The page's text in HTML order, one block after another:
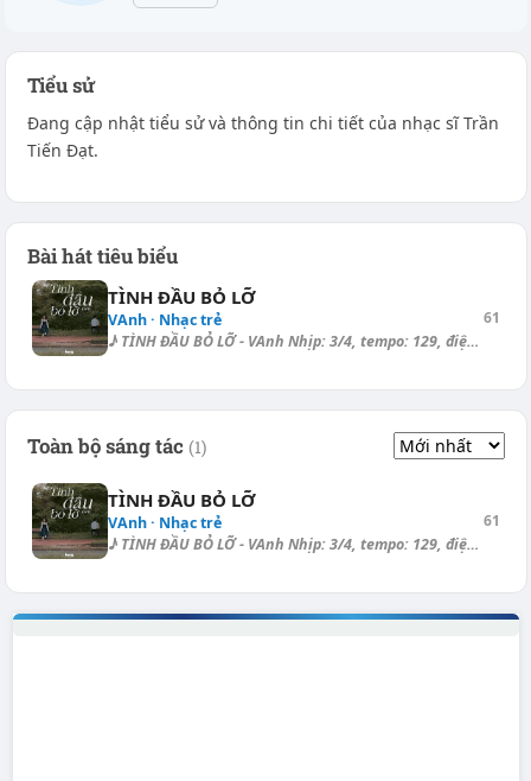
Tiểu sử
Đang cập nhật tiểu sử và thông tin chi tiết của nhạc sĩ Trần
Tiến Đạt.
Bài hát tiêu biểu
TÌNH ĐẦU BỎ LỠ
VAnh · Nhạc trẻ
♪ TÌNH ĐẦU BỎ LỠ - VAnh Nhịp: 3/4, tempo: 129, điệu: Rock Ballad ===== [...
61
Toàn bộ sáng tác (1)
TÌNH ĐẦU BỎ LỠ
VAnh · Nhạc trẻ
♪ TÌNH ĐẦU BỎ LỠ - VAnh Nhịp: 3/4, tempo: 129, điệu: Rock Ballad ===== [...
61